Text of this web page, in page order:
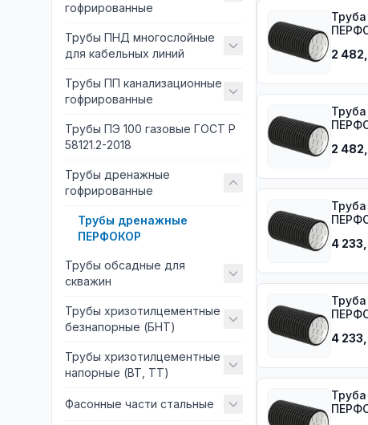
гофрированные
Трубы ПНД многослойные
для кабельных линий
Трубы ПП канализационные
гофрированные
Трубы ПЭ 100 газовые ГОСТ Р
58121.2-2018
Трубы дренажные
гофрированные
Трубы дренажные
ПЕРФОКОР
Трубы обсадные для
скважин
Трубы хризотилцементные
безнапорные (БНТ)
Трубы хризотилцементные
напорные (ВТ, ТТ)
Фасонные части стальные
2
2
4
4